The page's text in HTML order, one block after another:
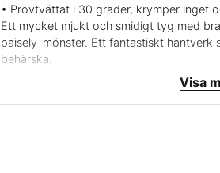
• Provtvättat i 30 grader, krymper inget
Ett mycket mjukt och smidigt tyg med
paisely-mönster. Ett fantastiskt hantverk
behärska.
Det här tyget är så mjukt och behagligt
kläder med stor vidd. Man kan även ha
igenom på baksidan och därför ser det
Visa